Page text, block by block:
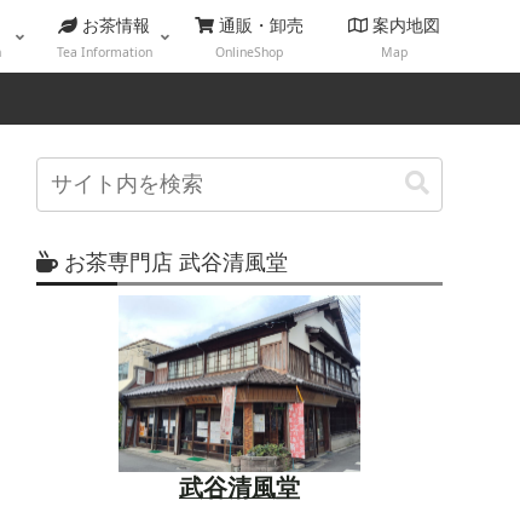
お茶情報
Tea Information
通販・卸売
OnlineShop
案内地図
Map
お茶専門店 武谷清風堂
武谷清風堂